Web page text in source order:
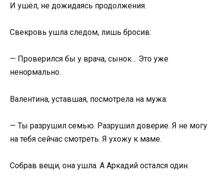
И ушёл, не дожидаясь продолжения.
Свекровь ушла следом, лишь бросив:
— Проверился бы у врача, сынок… Это уже
ненормально.
Валентина, уставшая, посмотрела на мужа:
— Ты разрушил семью. Разрушил доверие. Я не могу
на тебя сейчас смотреть. Я ухожу к маме.
Собрав вещи, она ушла. А Аркадий остался один.